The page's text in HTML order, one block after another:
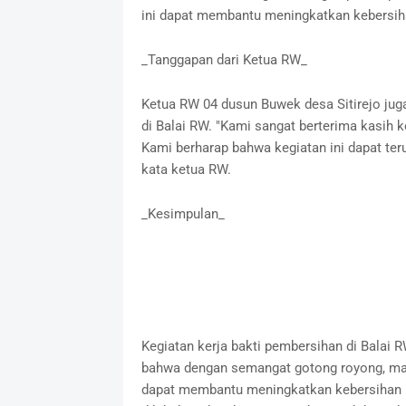
ini dapat membantu meningkatkan
_Tanggapan dari Ketua RW_
Ketua RW 04 dusun Buwek desa Sitirejo
di Balai RW. "Kami sangat berterima kasih
Kami berharap bahwa kegiatan ini dapat
kata ketua RW.
_Kesimpulan_
Kegiatan kerja bakti pembersihan di Balai
bahwa dengan semangat gotong royong,
dapat membantu meningkatkan